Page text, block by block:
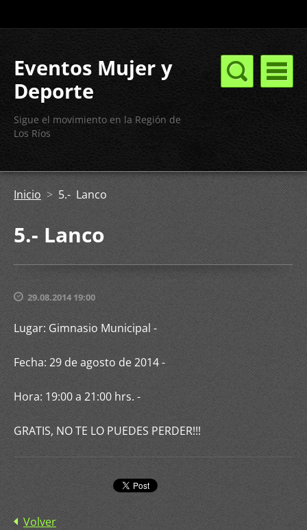
Eventos Mujer y
Deporte
Sigue el movimiento en la Región de
Los Ríos
Inicio >5.- Lanco
5.- Lanco
29.08.2014 19:00
Lugar: Gimnasio Municipal -
Fecha: 29 de agosto de 2014 -
Hora: 19:00 a 21:00 hrs. -
GRATIS, NO TE LO PUEDES PERDER!!!
Volver